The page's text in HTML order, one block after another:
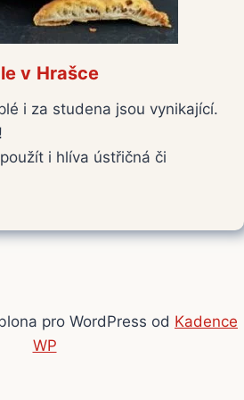
v Hrašce
i za studena jsou vynikající.
i hlíva ústřičná či
pro WordPress od Kadence
WP